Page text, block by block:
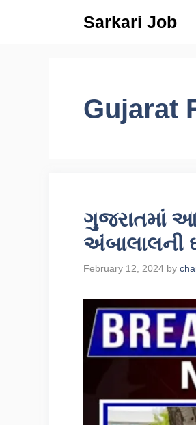
Sarkari Job
Gujarat
ગુજરાતમાં આ
અંબાલાલની
February 12, 2024 by